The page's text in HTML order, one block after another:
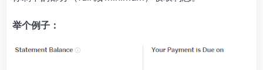
举个例子：